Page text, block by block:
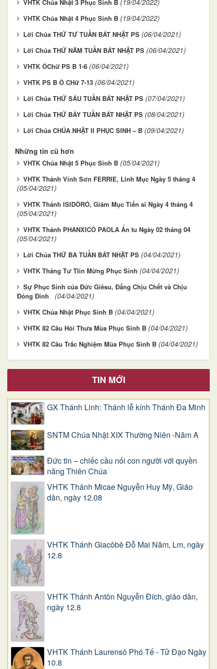
VHTK Chúa Nhật 3 Phục Sinh B (19/04/2022)
VHTK Chúa Nhật 4 Phục Sinh B (19/04/2022)
Lời Chúa THỨ TƯ TUẦN BÁT NHẬT PS (06/04/2021)
Lời Chúa THỨ NĂM TUẦN BÁT NHẬT PS (06/04/2021)
VHTK ÔChữ PS B 1-6 (06/04/2021)
VHTK PS B Ô CHữ 7-13 (06/04/2021)
Lời Chúa THỨ SÁU TUẦN BÁT NHẬT PS (07/04/2021)
Lời Chúa THỨ BẢY TUẦN BÁT NHẬT PS (08/04/2021)
Lời Chúa CHÚA NHẬT II PHỤC SINH – B (09/04/2021)
Những tin cũ hơn
VHTK Chúa Nhật 5 Phục Sinh B (05/04/2021)
VHTK Thánh Vinh Sơn FERRIE, Linh Mục Ngày 5 tháng 4
(05/04/2021)
VHTK Thánh ISIDÔRÔ, Giám Mục Tiến sĩ Ngày 4 tháng 4
(05/04/2021)
VHTK Thánh PHANXICÔ PAOLA Ẩn tu Ngày 02 tháng 04
(05/04/2021)
Lời Chúa THỨ BA TUẦN BÁT NHẬT PS (04/04/2021)
VHTK Tháng Tư TIin Mừng Phục Sinh (04/04/2021)
Sự Phục Sinh của Đức Giêsu, Đấng Chịu Chết và Chịu
Đóng Đinh
(04/04/2021)
VHTK Chúa Nhật Phục Sinh B (04/04/2021)
VHTK 82 Câu Hỏi Thưa Mùa Phục Sinh B (04/04/2021)
VHTK 82 Câu Trắc Nghiệm Mùa Phục Sinh B (04/04/2021)
TIN MỚI
GX Thánh Linh: Thánh lễ kính Thánh Đa Minh
SNTM Chúa Nhật XIX Thường Niên -Năm A
Đức tin – chiếc cầu nối con người với quyền
năng Thiên Chúa
VHTK Thánh Micae Nguyễn Huy Mỹ, Giáo
dân, ngày 12.08
VHTK Thánh Giacôbê Ðỗ Mai Năm, Lm, ngày
12.8
VHTK Thánh Antôn Nguyễn Ðích, giáo dân,
ngày 12.8
VHTK Thánh Laurensô Phó Tế - Tử Đạo Ngày
10.8